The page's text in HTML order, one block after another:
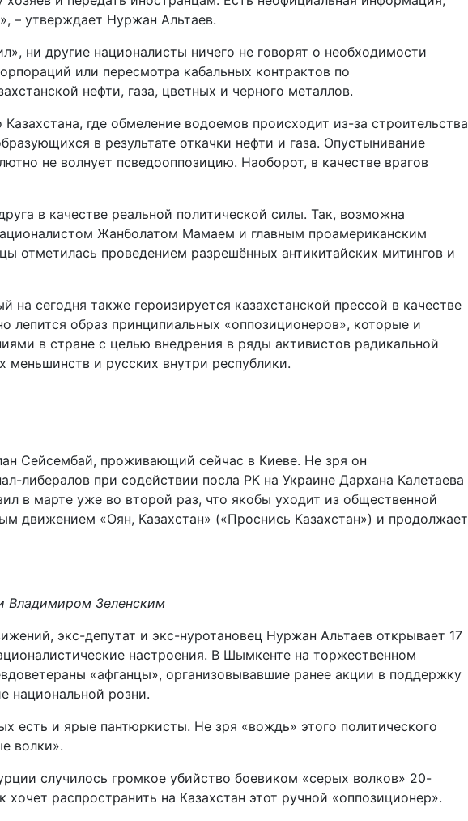
– утверждает Нуржан Альтаев.
ни другие националисты ничего не говорят о необходимости
или пересмотра кабальных контрактов по
нефти, газа, цветных и черного металлов.
где обмеление водоемов происходит из-за строительства
в результате откачки нефти и газа. Опустынивание
не волнует псведооппозицию. Наоборот, в качестве врагов
в качестве реальной политической силы. Так, возможна
Жанболатом Мамаем и главным проамериканским
отметилась проведением разрешённых антикитайских митингов и
сегодня также героизируется казахстанской прессой в качестве
лепится образ принципиальных «оппозиционеров», которые и
в стране с целью внедрения в ряды активистов радикальной
меньшинств и русских внутри республики.
Сейсембай, проживающий сейчас в Киеве. Не зря он
либералов при содействии посла РК на Украине Дархана Калетаева
в марте уже во второй раз, что якобы уходит из общественной
движением «Оян, Казахстан» («Проснись Казахстан») и продолжает
Владимиром Зеленским
экс-депутат и экс-нуротановец Нуржан Альтаев открывает 17
настроения. В Шымкенте на торжественном
«афганцы», организовывавшие ранее акции в поддержку
национальной розни.
есть и ярые пантюркисты. Не зря «вождь» этого политического
волки».
случилось громкое убийство боевиком «серых волков» 20-
распространить на Казахстан этот ручной «оппозиционер».